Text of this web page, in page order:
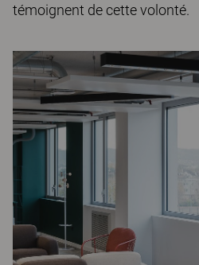
témoignent de cette volonté.